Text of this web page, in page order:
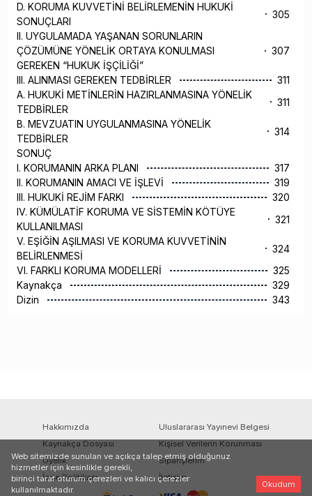
D. KORUMA KUVVETİNİ BELİRLEMENİN HUKUKİ
SONUÇLARI
305
II. UYGULAMADA YAŞANAN SORUNLARIN
ÇÖZÜMÜNE YÖNELİK ORTAYA KONULMASI
GEREKEN “HUKUK İŞÇİLİĞİ”
307
III. ALINMASI GEREKEN TEDBİRLER
311
A. HUKUKİ METİNLERİN HAZIRLANMASINA YÖNELİK
TEDBİRLER
311
B. MEVZUATIN UYGULANMASINA YÖNELİK
TEDBİRLER
314
SONUÇ
I. KORUMANIN ARKA PLANI
317
II. KORUMANIN AMACI VE İŞLEVİ
319
III. HUKUKİ REJİM FARKI
320
IV. KÜMÜLATİF KORUMA VE SİSTEMİN KÖTÜYE
KULLANILMASI
321
V. EŞİĞİN AŞILMASI VE KORUMA KUVVETİNİN
BELİRLENMESİ
324
VI. FARKLI KORUMA MODELLERİ
325
Kaynakça
329
Dizin
343
Hakkımızda
Uluslararası Yayınevi Belgesi
Kaynakça Dosyası
Kişisel Verilerin Korunması
Üyelik
Siparişlerim
İade Politikası
İletişim
Web sitemizde sunulan ve açıkça talep etmiş olduğunuz
hizmetler için kesinlikle gerekli,
birinci taraf oturum çerezleri ve kalıcı çerezler
kullanılmaktadır.
Okudum